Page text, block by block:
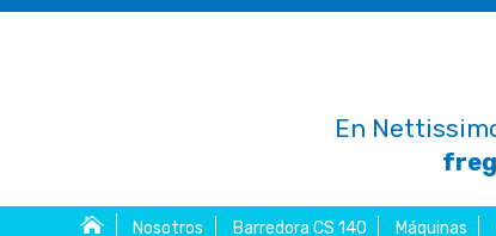
En
Nosotros Barredora CS 140 Máquinas